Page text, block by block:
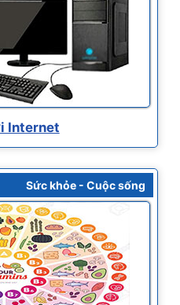
Internet
Sức khỏe - Cuộc sống